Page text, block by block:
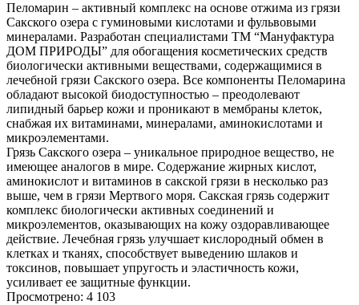
Пеломарин – активный комплекс на основе отжима из грязи
Сакского озера с гуминовыми кислотами и фульвовыми
минералами. Разработан специалистами ТМ “Мануфактура
ДОМ ПРИРОДЫ” для обогащения косметических средств
биологически активными веществами, содержащимися в
лечебной грязи Сакского озера. Все компоненты Пеломарина
обладают высокой биодоступностью – преодолевают
липидный барьер кожи и проникают в мембраны клеток,
снабжая их витаминами, минералами, аминокислотами и
микроэлементами.
Грязь Сакского озера – уникальное природное вещество, не
имеющее аналогов в мире. Содержание жирных кислот,
аминокислот и витаминов в сакской грязи в несколько раз
выше, чем в грязи Мертвого моря. Сакская грязь содержит
комплекс биологически активных соединений и
микроэлементов, оказывающих на кожу оздоравливающее
действие. Лечебная грязь улучшает кислородный обмен в
клетках и тканях, способствует выведению шлаков и
токсинов, повышает упругость и эластичность кожи,
усиливает ее защитные функции.
Просмотрено: 4 103